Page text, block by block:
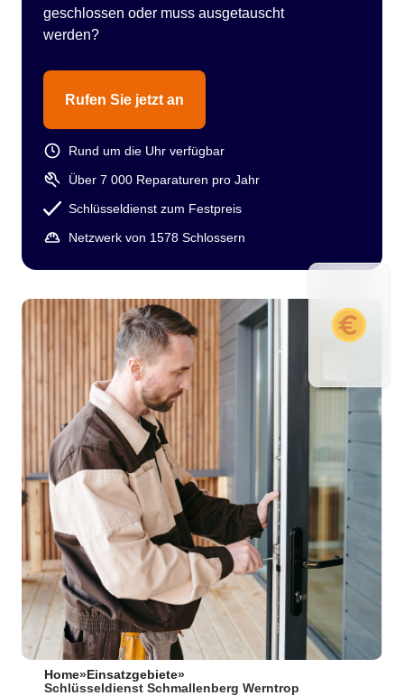
geschlossen oder muss ausgetauscht
werden?
Rufen Sie jetzt an
Rund um die Uhr verfügbar
Über 7 000 Reparaturen pro Jahr
Schlüsseldienst zum Festpreis
Netzwerk von 1578 Schlossern
Home» Einsatzgebiete»
Schlüsseldienst Schmallenberg Werntrop